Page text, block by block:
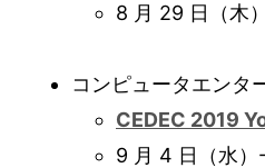
8 月 29 日（木
コンピュータエンタ
CEDEC 2019
9 月 4 日（水